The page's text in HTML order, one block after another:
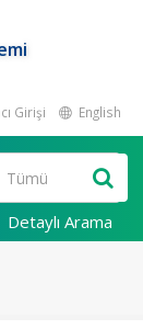
Girişi English
Detaylı Arama